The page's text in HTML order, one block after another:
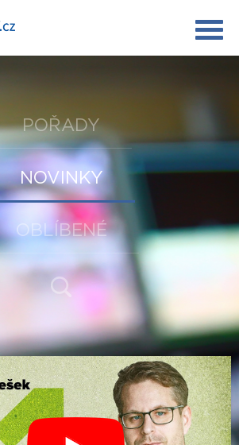
POŘADY
NOVINKY
OBLÍBENÉ